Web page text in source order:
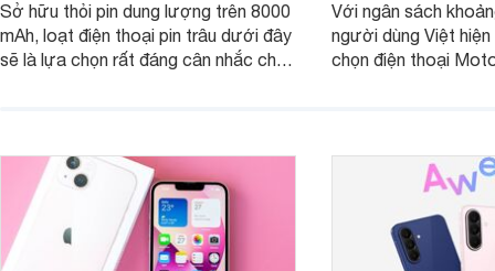
Sở hữu thỏi pin dung lượng trên 8000
mAh, loạt điện thoại pin trâu dưới đây
sẽ là lựa chọn rất đáng cân nhắc cho
Với ngân sách
người dùng Việt
chọn điện thoại